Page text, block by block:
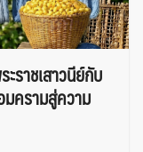
ราชเสาวนีย์กับ
ครามสู่ความ